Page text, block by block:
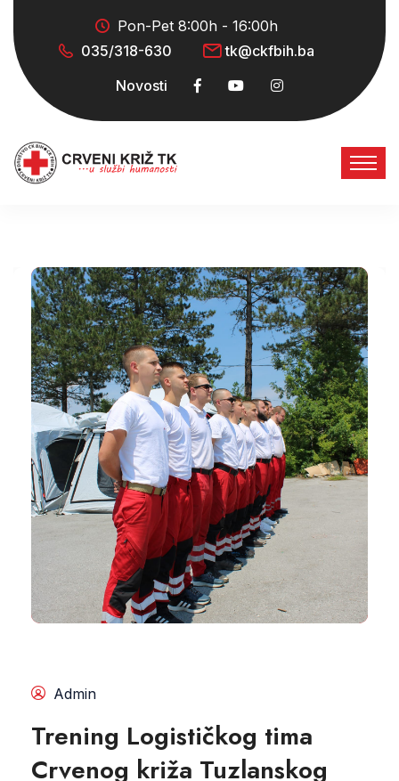
Pon-Pet 8:00h - 16:00h
035/318-630
tk@ckfbih.ba
Novosti
Admin
Trening Logističkog tima
Crvenog križa Tuzlanskog